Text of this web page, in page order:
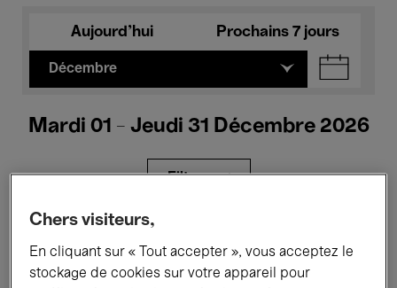
Aujourd'hui Prochains 7 jours
Décembre
Mardi 01 - Jeudi 31 Décembre 2026
Filtres
Expositions Films Performances
Chers visiteurs,
En cliquant sur « Tout accepter », vous acceptez le
stockage de cookies sur votre appareil pour